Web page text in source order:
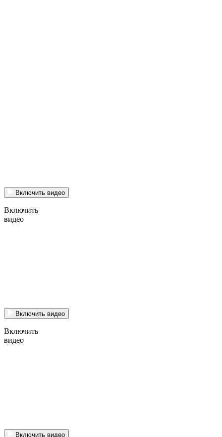
Включить видео
Включить
видео
Включить видео
Включить
видео
Включить видео